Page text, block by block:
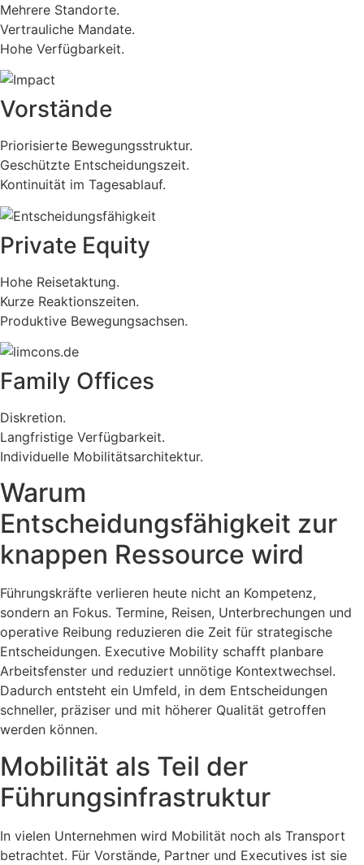
Mehrere Standorte.
Vertrauliche Mandate.
Hohe Verfügbarkeit.
Vorstände
Priorisierte Bewegungsstruktur.
Geschützte Entscheidungszeit.
Kontinuität im Tagesablauf.
Private Equity
Hohe Reisetaktung.
Kurze Reaktionszeiten.
Produktive Bewegungsachsen.
Family Offices
Diskretion.
Langfristige Verfügbarkeit.
Individuelle Mobilitätsarchitektur.
Warum
Entscheidungsfähigkeit zur
knappen Ressource wird
Führungskräfte verlieren heute nicht an Kompetenz,
sondern an Fokus. Termine, Reisen, Unterbrechungen und
operative Reibung reduzieren die Zeit für strategische
Entscheidungen. Executive Mobility schafft planbare
Arbeitsfenster und reduziert unnötige Kontextwechsel.
Dadurch entsteht ein Umfeld, in dem Entscheidungen
schneller, präziser und mit höherer Qualität getroffen
werden können.
Mobilität als Teil der
Führungsinfrastruktur
In vielen Unternehmen wird Mobilität noch als Transport
betrachtet. Für Vorstände, Partner und Executives ist sie